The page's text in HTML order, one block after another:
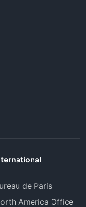
de Paris
America Office